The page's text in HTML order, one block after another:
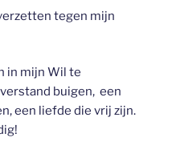
tegen mijn
in mijn Wil te
buigen, een
een liefde die vrij zijn.